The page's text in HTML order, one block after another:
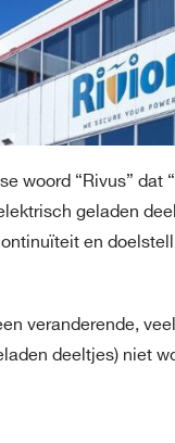
woord “Rivus” dat
geladen
en
veranderende,
deeltjes) niet